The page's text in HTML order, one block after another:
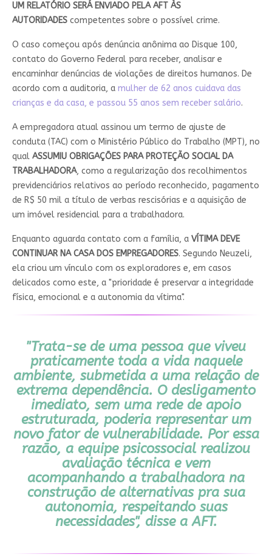
UM RELATÓRIO SERÁ ENVIADO PELA AFT ÀS
AUTORIDADEScompetentes sobre o possível crime.
O caso começou após denúncia anônima ao Disque 100,
contato do Governo Federal para receber, analisar e
encaminhar denúncias de violações de direitos humanos. De
acordo com a auditoria, a mulher de 62 anos cuidava das
crianças e da casa, e passou 55 anos sem receber salário.
A empregadora atual assinou um termo de ajuste de
conduta (TAC) com o Ministério Público do Trabalho (MPT), no
qual ASSUMIU OBRIGAÇÕES PARA PROTEÇÃO SOCIAL DA
TRABALHADORA, como a regularização dos recolhimentos
previdenciários relativos ao período reconhecido, pagamento
de R$ 50 mil a título de verbas rescisórias e a aquisição de
um imóvel residencial para a trabalhadora.
Enquanto aguarda contato com a família, a VÍTIMA DEVE
CONTINUAR NA CASA DOS EMPREGADORES. Segundo Neuzeli,
ela criou um vínculo com os exploradores e, em casos
delicados como este, a "prioridade é preservar a integridade
física, emocional e a autonomia da vítima".
"Trata-se de uma pessoa que viveu
praticamente toda a vida naquele
ambiente, submetida a uma relação de
extrema dependência. O desligamento
imediato, sem uma rede de apoio
estruturada, poderia representar um
novo fator de vulnerabilidade. Por essa
razão, a equipe psicossocial realizou
avaliação técnica e vem
acompanhando a trabalhadora na
construção de alternativas pra sua
autonomia, respeitando suas
necessidades", disse a AFT.